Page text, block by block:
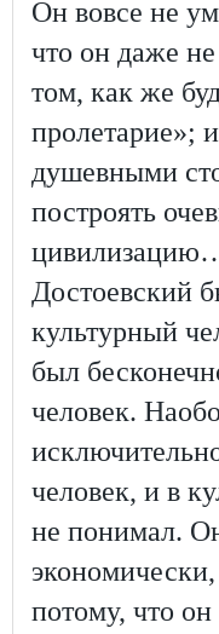
Он вовсе не
что он даже
том, как же
пролетарие»;
душевными
построять
Достоевский
культурный
был
человек.
человек, и в
не понимал.
потому, что